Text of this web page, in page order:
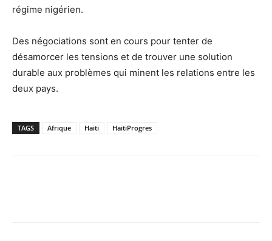
régime nigérien.
Des négociations sont en cours pour tenter de
désamorcer les tensions et de trouver une solution
durable aux problèmes qui minent les relations entre les
deux pays.
TAGS Afrique Haiti HaitiProgres